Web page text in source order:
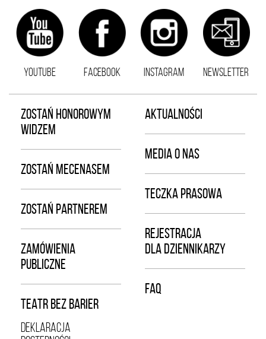
YOUTUBE FACEBOOK INSTAGRAM NEWSLETTER
ZOSTAŃ HONOROWYM
WIDZEM
ZOSTAŃ MECENASEM
ZOSTAŃ PARTNEREM
ZAMÓWIENIA
PUBLICZNE
TEATR BEZ BARIER
DEKLARACJA
AKTUALNOŚCI
MEDIA O NAS
TECZKA PRASOWA
REJESTRACJA
DLA DZIENNIKARZY
FAQ